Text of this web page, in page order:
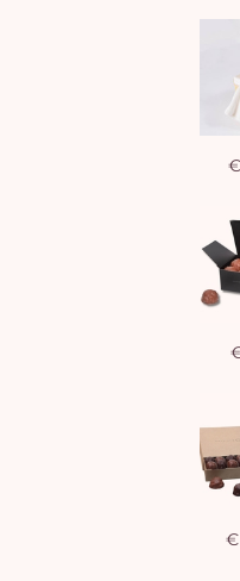
€